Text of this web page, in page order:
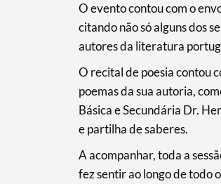
Filtros
O evento contou com o
citando não só alguns dos
autores da literatura
O recital de poesia contou
poemas da sua autoria,
Básica e Secundária Dr.
e partilha de saberes.
A acompanhar, toda a
fez sentir ao longo de todo